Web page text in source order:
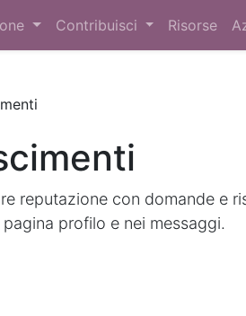
Contribuisci Risorse
reputazione con domande e
profilo e nei messaggi.